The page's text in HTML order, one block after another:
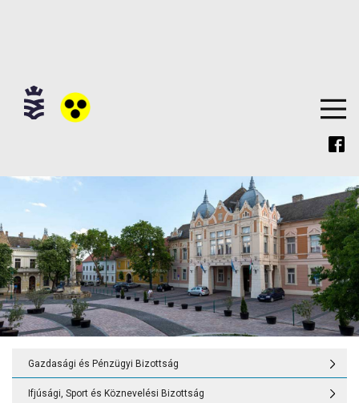
Gazdasági és Pénzügyi Bizottság
Ifjúsági, Sport és Köznevelési Bizottság